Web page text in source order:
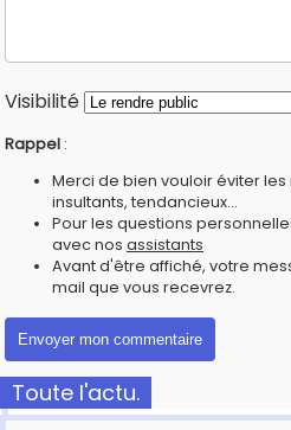
Visibilité
Rappel :
Merci de bien vouloir éviter
insultants, tendancieux...
Pour les questions
avec nos assistants
Avant d'être affiché, votre
mail que vous recevrez.
Toute l'actu.